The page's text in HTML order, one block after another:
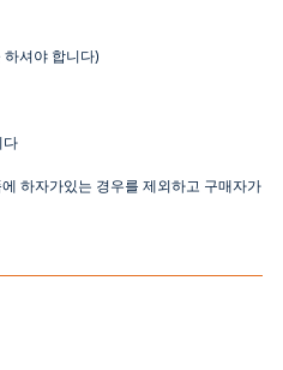
하셔야 합니다)
다
하자가있는 경우를 제외하고 구매자가